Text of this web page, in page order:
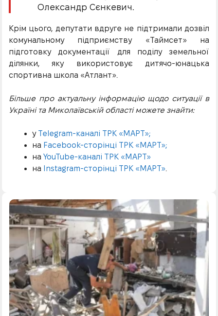
Олександр Сєнкевич.
Крім цього, депутати вдруге не підтримали дозвіл
комунальному підприємству «Таймсет» на
підготовку документації для поділу земельної
ділянки, яку використовує дитячо-юнацька
спортивна школа «Атлант».
Більше про актуальну інформацію щодо ситуації в
Україні та Миколаївській області можете знайти:
у Telegram-каналі ТРК «МАРТ»;
на Facebook-сторінці ТРК «МАРТ»;
на YouTube-каналі ТРК «МАРТ»
на
Instagram-сторінці ТРК «МАРТ».